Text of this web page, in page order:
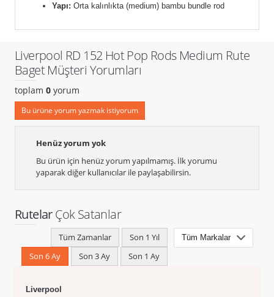
Yapı: Orta kalınlıkta (medium) bambu bundle rod
Liverpool RD 152 Hot Pop Rods Medium Rute
Baget Müşteri Yorumları
toplam 0 yorum
Bu ürüne yorum yazmak istiyorum
Henüz yorum yok
Bu ürün için henüz yorum yapılmamış. İlk yorumu
yaparak diğer kullanıcılar ile paylaşabilirsin.
RutelarÇok Satanlar
Tüm Zamanlar
Son 1 Yıl
Son 6 Ay
Son 3 Ay Son 1 Ay
Liverpool